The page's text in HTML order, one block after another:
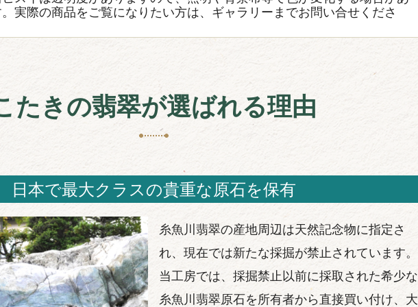
実際の商品をご覧になりたい方は、ギャラリーまでお問い合せくださ
たきの翡翠が選ばれる理由
日本で最大クラスの貴重な原石を保有
糸魚川翡翠の産地周辺は天然記念物に指定さ
れ、現在では新たな採掘が禁止されています。
当工房では、採掘禁止以前に採取された希少な
糸魚川翡翠原石を所有者から直接買い付け、大